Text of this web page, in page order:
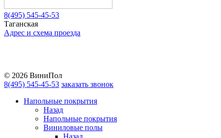
8(495) 545-45-53
Таганская
Адрес и схема проезда
© 2026 ВиниПол
8(495) 545-45-53 заказать звонок
Напольные покрытия
Назад
Напольные покрытия
Виниловые полы
Назад